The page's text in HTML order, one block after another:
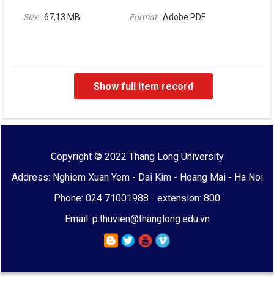
Size :67,13 MB Format :Adobe PDF
Show full item record
Copyright © 2022 Thang Long University
Address: Nghiem Xuan Yem - Dai Kim - Hoang Mai - Ha Noi
Phone: 024 71001988 - extension: 800
Email: p.thuvien@thanglong.edu.vn